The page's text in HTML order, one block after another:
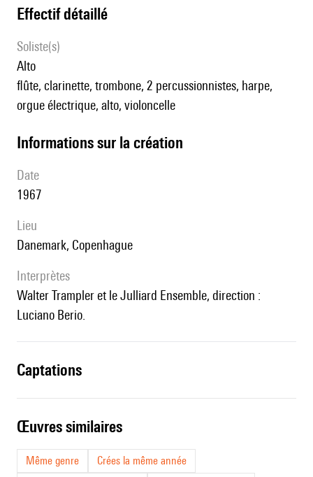
effectif détaillé
Soliste(s)
alto
flûte, clarinette, trombone, 2 percussionnistes, harpe,
orgue électrique, alto, violoncelle
informations sur la création
date
1967
lieu
Danemark, Copenhague
interprètes
Walter Trampler et le Julliard Ensemble, direction :
Luciano Berio.
captations
œuvres similaires
Même genre
Crées la même année